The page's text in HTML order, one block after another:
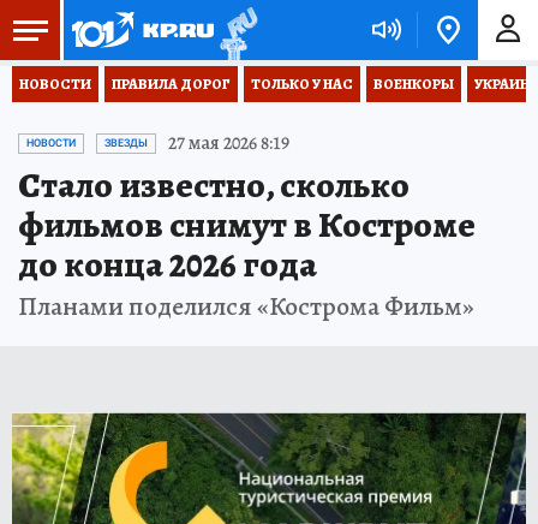
НОВОСТИ ПРАВИЛА ДОРОГ ТОЛЬКО У НАС ВОЕНКОРЫ
НОВОСТИ ЗВЕЗДЫ 27 мая 2026 8:19
Стало известно, сколько
фильмов снимут в Костроме
до конца 2026 года
Планами поделился «Кострома Фильм»